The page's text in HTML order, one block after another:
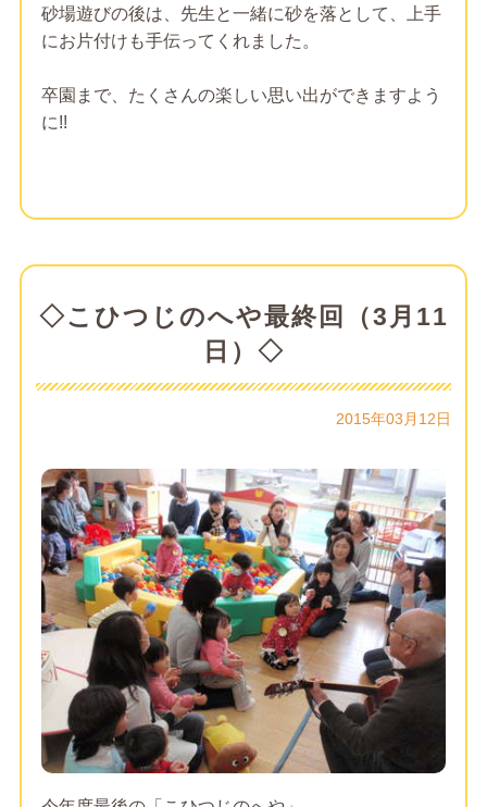
砂場遊びの後は、先生と一緒に砂を落として、上手
にお片付けも手伝ってくれました。
卒園まで、たくさんの楽しい思い出ができますよう
に!!
◇こひつじのへや最終回（3月11
日）◇
2015年03月12日